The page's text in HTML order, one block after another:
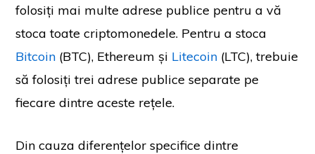
folosiți mai multe adrese publice pentru a vă
stoca toate criptomonedele. Pentru a stoca
Bitcoin (BTC), Ethereum și Litecoin (LTC), trebuie
să folosiți trei adrese publice separate pe
fiecare dintre aceste rețele.
Din cauza diferențelor specifice dintre